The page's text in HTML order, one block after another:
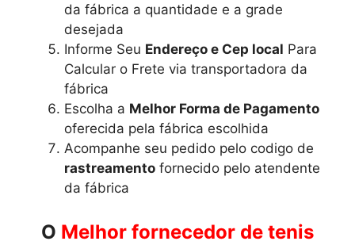
da fábrica a quantidade e a grade
desejada
Informe Seu Endereço e Cep local Para
Calcular o Frete via transportadora da
fábrica
Escolha a Melhor Forma de Pagamento
oferecida pela fábrica escolhida
Acompanhe seu pedido pelo codigo de
rastreamento fornecido pelo atendente
da fábrica
O Melhor fornecedor de tenis